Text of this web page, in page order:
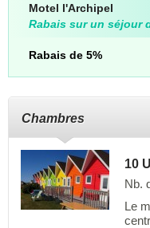
Motel l'Archipel
Rabais sur un séjour
Rabais de 5%
Chambres
10
Nb.
Le